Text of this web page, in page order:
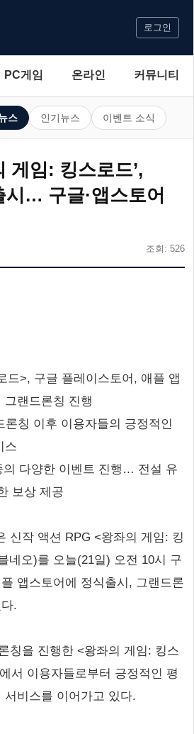
로그인
PC게임 온라인 커뮤니티
스 인기뉴스 이벤트 소식
게임: 킹스로드’,
시… 구글·앱스토어
조회: 526
드>, 구글 플레이스토어, 애플 앱
그랜드론칭 진행
론칭 이후 이용자들의 긍정적인
스
의 다양한 이벤트 진행… 전설 유
보상 제공
신작 액션 RPG <왕좌의 게임: 킹
네오)를 오늘(21일) 오전 10시 구
앱스토어에 정식출시, 그랜드론
.
칭을 진행한 <왕좌의 게임: 킹스
서 이용자들로부터 긍정적인 평
서비스를 이어가고 있다.